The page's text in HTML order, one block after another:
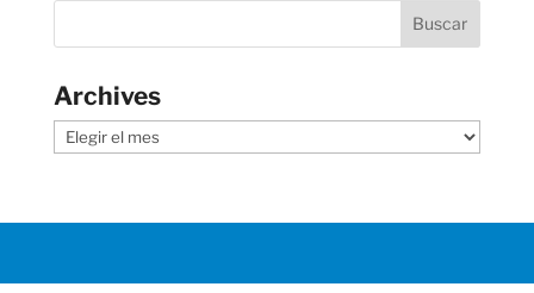
Archives
Archives